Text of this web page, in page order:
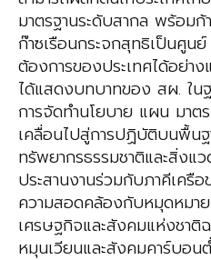
มาตรฐานระดับสากล พร้อม
ก๊าซเรือนกระจกสุทธิเป็นศูน
ต้องการของประเทศได้อย่า
ได้แสดงบทบาทของ สผ. ใน
การจัดทำนโยบาย แผน มาต
เคลื่อนไปสู่การปฏิบัติบนพื้น
ทรัพยากรธรรมชาติและสิ่ง
ประสานงานร่วมกับภาคีเครื
ความสอดคล้องกับหมุดหม
เศรษฐกิจและสังคมแห่งชา
หมุนเวียนและสังคมคาร์บอน